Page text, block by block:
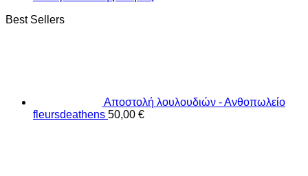
Best Sellers
Αποστολή λουλουδιών - Ανθοπωλείο
fleursdeathens 50,00 €